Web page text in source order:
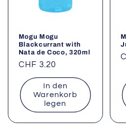
Mogu Mogu
Blackcurrant with
Nata de Coco, 320ml
Normaler
Preis
CHF 3.20
In den
Warenkorb
legen